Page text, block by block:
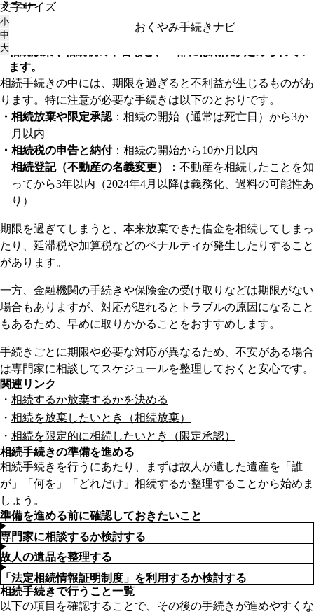
おくやみ手続きナビ
文字サイズ
小
中
大
メニュー
トップ 相続手続きを行う
相続手続きには、期限はありますか？
すべての手続きに明確な期限があるわけではありませんが、
相続放棄や相続税の申告など、一部には期限が定められてい
ます。
相続手続きの中には、期限を過ぎると不利益が生じるものがあ
ります。特に注意が必要な手続きは以下のとおりです。
相続放棄や限定承認 ：相続の開始（通常は死亡日）から3か
月以内
相続税の申告と納付：相続の開始から10か月以内
相続登記（不動産の名義変更）
：不動産を相続したことを知
ってから3年以内（2024年4月以降は義務化、過料の可能性あ
り）
期限を過ぎてしまうと、本来放棄できた借金を相続してしまっ
たり、延滞税や加算税などのペナルティが発生したりすること
があります。
一方、金融機関の手続きや保険金の受け取りなどは期限がない
場合もありますが、対応が遅れるとトラブルの原因になること
もあるため、早めに取りかかることをおすすめします。
手続きごとに期限や必要な対応が異なるため、不安がある場合
は専門家に相談してスケジュールを整理しておくと安心です。
関連リンク
相続するか放棄するかを決める
相続を放棄したいとき（相続放棄）
相続を限定的に相続したいとき（限定承認）
相続手続きの準備を進める
相続手続きを行うにあたり、まずは故人が遺した遺産を「誰
が」「何を」「どれだけ」相続するか整理することから始めま
しょう。
準備を進める前に確認しておきたいこと
専門家に相談するか検討する
故人の遺品を整理する
「法定相続情報証明制度」を利用するか検討する
相続手続きで行うこと一覧
以下の項目を確認することで、その後の手続きが進めやすくな